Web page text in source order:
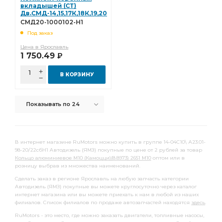
полукольцо упорного
полукольцо упорного подшипника
Комплект шатунных вкладышей 0,50
шатунных вкладышей 0,50
ТУРБОКОМ ТКР-9-12 снят с пр-ва
Комплект коренных вкладышей 1,25
Домкрат гидравлический бутылочные
Домкрат гидравлический бутылочные "БелАК"
гидравлический бутылочные "БелАК"
бутылочные "БелАК" Диск сцепления
вкладышей 0,05
вкладышей (СТ)
Дв.СМД-14,15,17К,18К,19,20
(14-04С10\ А23.01-98-
1000102-Н1 (Дайдо)
СМД20-1000102-Н1
Под заказ
Цена в Ярославль
1 750.49 Р
В КОРЗИНУ
Показывать по 24
В интернет магазине RuMotors можно купить в группе 14-04С10\ А23.01-
98-20/22сбН1 Автодизель (ЯМЗ) покупные по цене от 2 рублей за товар
Кольцо алюминиевое М10 (Камоцци)(8.8973) 2651 М10 оптом или в
розницу выбрав из множества наименований.
Сделать заказ в регионе Ярославль на любую запчасть категории
Автодизель (ЯМЗ) покупные вы можете круглосуточно через каталог
интернет магазина или вы можете приехать к нам в любой из наших
филиалов. Список филиалов по продаже автозапчастей находятся здесь.
RuMotors - это место, где можно заказать двигатели, топливные насосы,